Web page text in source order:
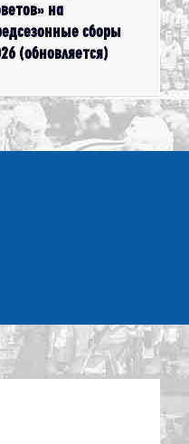
на
сборы
(обновляется)